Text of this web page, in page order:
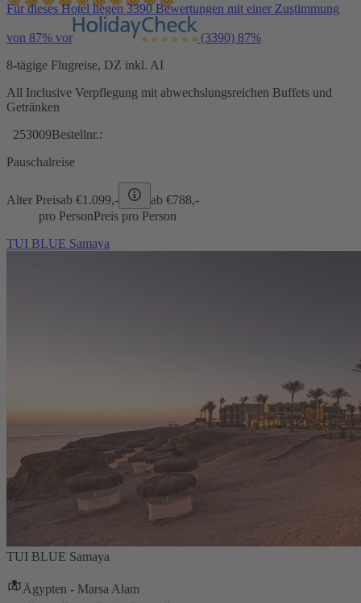
Für dieses Hotel liegen 3390 Bewertungen mit einer Zustimmung
von 87% vor (3390) 87%
8-tägige Flugreise, DZ inkl. AI
All Inclusive Verpflegung mit abwechslungsreichen Buffets und
Getränken
253009Bestellnr.:
Pauschalreise
Alter Preisab €1.099,- ab €788,-
pro PersonPreis pro Person
TUI BLUE Samaya
TUI BLUE Samaya
Ägypten - Marsa Alam